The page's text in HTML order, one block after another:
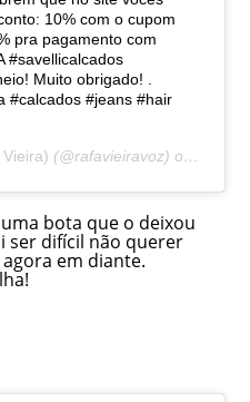
10% com o cupom
pra pagamento com
#savellicalcados
Muito obrigado! .
#calcados #jeans #hair
(@rafavieiravoz) on
bota que o deixou
ser difícil não querer
em diante.